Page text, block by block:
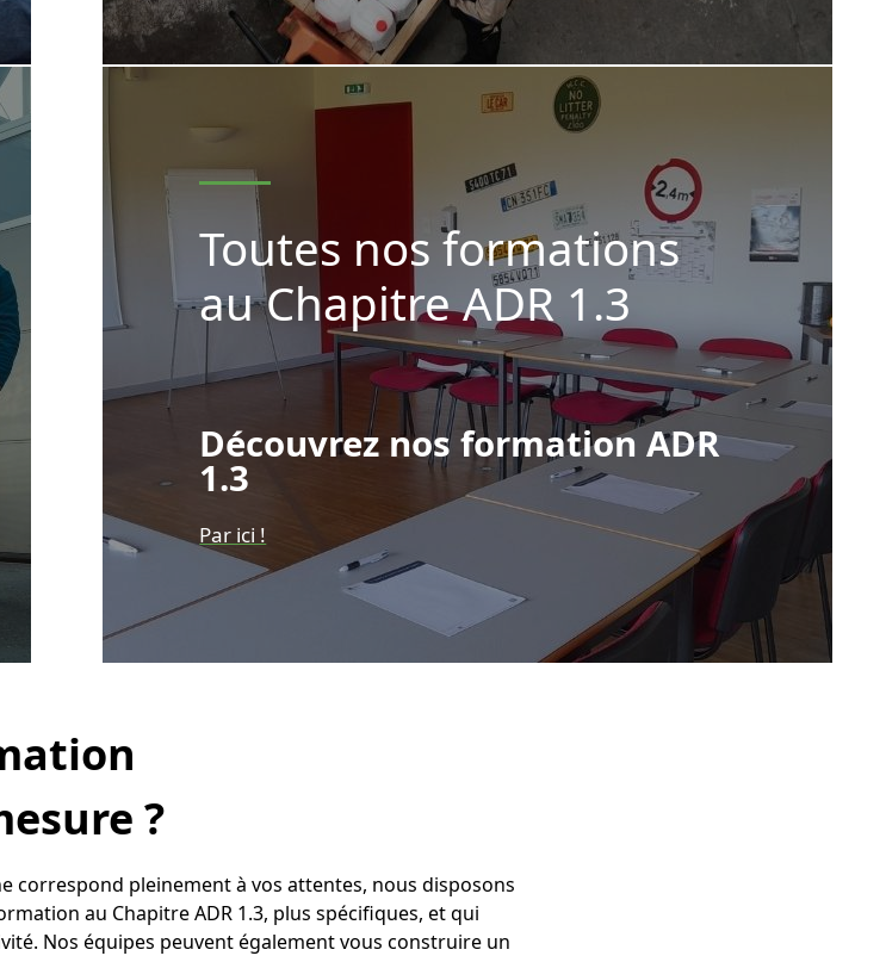
Toutes nos formations
au Chapitre ADR 1.3
Découvrez nos formation ADR
1.3
Par ici !
?
correspond pleinement à vos attentes, nous disposons
au Chapitre ADR 1.3, plus spécifiques, et qui
Nos équipes peuvent également vous construire un